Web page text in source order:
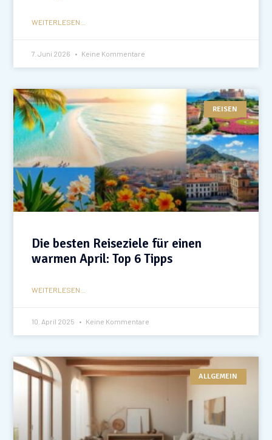
WEITERLESEN...
7. Juni 2026 Keine Kommentare
REISEN
Die besten Reiseziele für einen
warmen April: Top 6 Tipps
WEITERLESEN...
10. April 2025 Keine Kommentare
ALLGEMEIN